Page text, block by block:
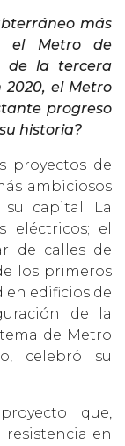
más
el Metro de
de la tercera
el Metro
progreso
historia?
proyectos de
ambiciosos
capital: La
eléctricos; el
de calles de
los primeros
en edificios de
de la
de Metro
celebró su
que,
en